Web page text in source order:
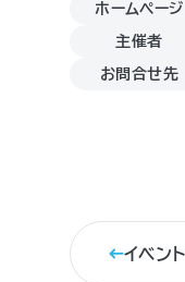
ホームページ
主催者
お問合せ先
イベン